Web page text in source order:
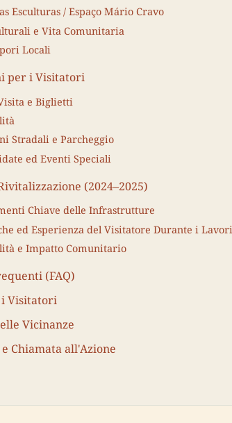
Esculturas / Espaço Mário Cravo
e Vita Comunitaria
Locali
per i Visitatori
e Biglietti
Stradali e Parcheggio
ed Eventi Speciali
(2024–2025)
Chiave delle Infrastrutture
ed Esperienza del Visitatore Durante i Lavori
e Impatto Comunitario
(FAQ)
i Visitatori
Vicinanze
Chiamata all'Azione